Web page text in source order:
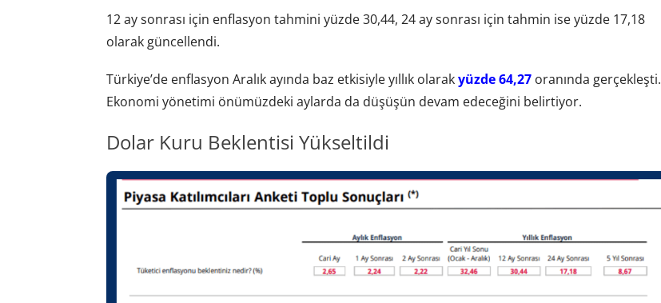
12 ay sonrası için enflasyon tahmini yüzde 30,44, 24 ay sonrası için tahmin ise yüzde 17,18
olarak güncellendi.
Türkiye’de enflasyon Aralık ayında baz etkisiyle yıllık olarakyüzde 64,27oranında gerçekleşti.
Ekonomi yönetimi önümüzdeki aylarda da düşüşün devam edeceğini belirtiyor.
Dolar Kuru Beklentisi Yükseltildi